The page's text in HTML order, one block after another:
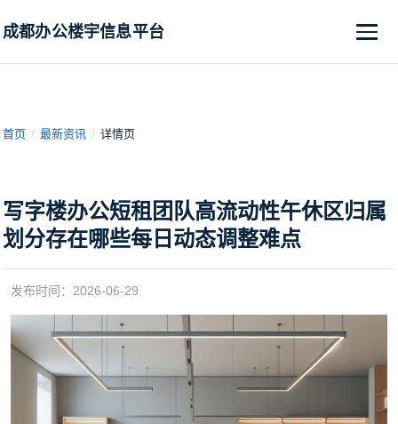
成都办公楼宇信息平台 切换
首页 最新资讯 详情页
写字楼办公短租团队高流动性午休区归属
划分存在哪些每日动态调整难点
发布时间：2026-06-29